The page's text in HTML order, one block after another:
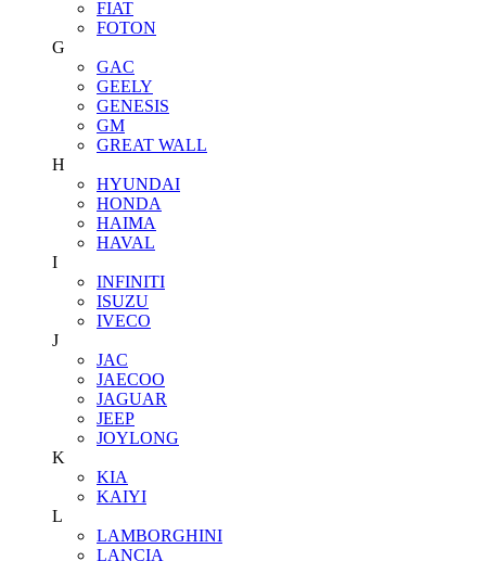
FIAT
FOTON
G
GAC
GEELY
GENESIS
GM
GREAT WALL
H
HYUNDAI
HONDA
HAIMA
HAVAL
I
INFINITI
ISUZU
IVECO
J
JAC
JAECOO
JAGUAR
JEEP
JOYLONG
K
KIA
KAIYI
L
LAMBORGHINI
LANCIA